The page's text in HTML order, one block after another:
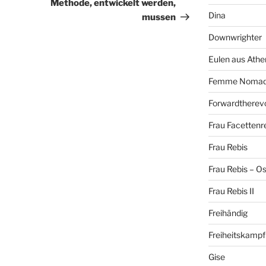
Methode, entwickelt werden,
mussen
Dina
Downwrighter
Eulen aus
Femme
Frau
Frau Rebis
Frau Rebis –
Frau Rebis II
Freihändig
Freiheitskampf
Gise